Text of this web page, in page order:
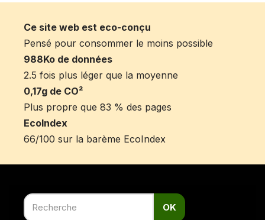
Ce site web est eco-conçu
Pensé pour consommer le moins possible
988Ko de données
2.5 fois plus léger que la moyenne
0,17g de CO²
Plus propre que 83 % des pages
EcoIndex
66/100 sur la barème EcoIndex
OK